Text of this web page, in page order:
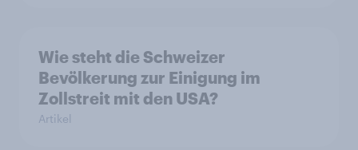
Wie steht die Schweizer
Bevölkerung zur Einigung im
Zollstreit mit den USA?
Artikel